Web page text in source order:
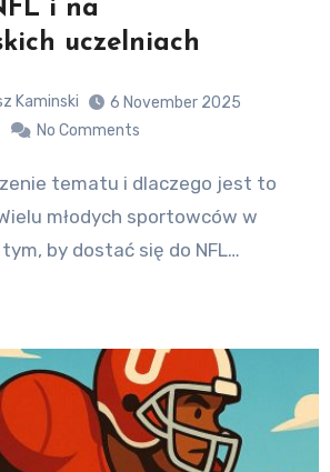
i na
uczelniach
Kaminski
6 November 2025
No Comments
tematu i dlaczego jest to
młodych sportowców w
by dostać się do NFL…